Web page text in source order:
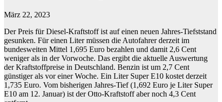
März 22, 2023
Der Preis für Diesel-Kraftstoff ist auf einen neuen Jahres-Tiefststand
gesunken. Für einen Liter müssen die Autofahrer derzeit im
bundesweiten Mittel 1,695 Euro bezahlen und damit 2,6 Cent
weniger als in der Vorwoche. Das ergibt die aktuelle Auswertung
der Kraftstoffpreise in Deutschland. Benzin ist um 2,7 Cent
günstiger als vor einer Woche. Ein Liter Super E10 kostet derzeit
1,735 Euro. Vom bisherigen Jahres-Tief (1,692 Euro je Liter Super
E10 am 12. Januar) ist der Otto-Kraftstoff aber noch 4,3 Cent